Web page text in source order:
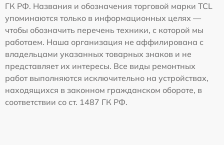
ГК РФ. Названия и обозначения торговой марки TCL
упоминаются только в информационных целях —
чтобы обозначить перечень техники, с которой мы
работаем. Наша организация не аффилирована с
владельцами указанных товарных знаков и не
представляет их интересы. Все виды ремонтных
работ выполняются исключительно на устройствах,
находящихся в законном гражданском обороте, в
соответствии со ст. 1487 ГК РФ.